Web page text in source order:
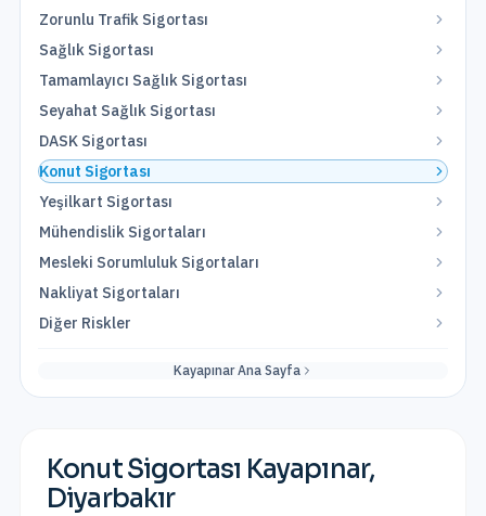
Zorunlu Trafik Sigortası
Sağlık Sigortası
Tamamlayıcı Sağlık Sigortası
Seyahat Sağlık Sigortası
DASK Sigortası
Konut Sigortası
Yeşilkart Sigortası
Mühendislik Sigortaları
Mesleki Sorumluluk Sigortaları
Nakliyat Sigortaları
Diğer Riskler
KayapınarAna Sayfa
Konut Sigortası Kayapınar,
Diyarbakır